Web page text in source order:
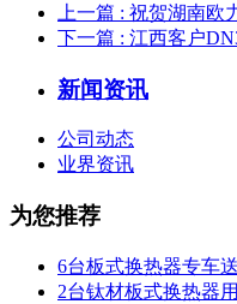
上一篇 : 祝贺湖南欧
下一篇 : 江西客户
新闻资讯
公司动态
业界资讯
为您推荐
6台板式换热器专车
2台钛材板式换热器